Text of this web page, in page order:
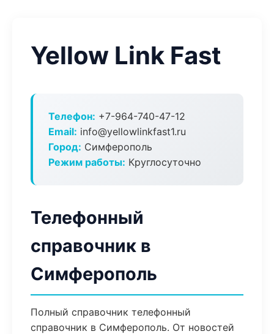
Yellow Link Fast
Телефон: +7-964-740-47-12
Email: info@yellowlinkfast1.ru
Город: Симферополь
Режим работы: Круглосуточно
Телефонный
справочник в
Симферополь
Полный справочник телефонный
справочник в Симферополь. От новостей